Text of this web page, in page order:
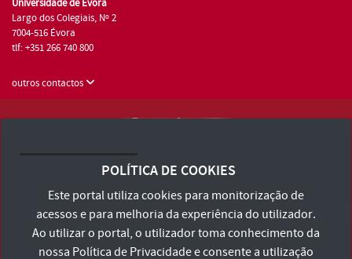
Largo dos Colegiais, Nº 2
7004-516 Évora
tlf: +351 266 740 800
outros contactos
Consulte os Termos e Condições e Política de Privacidade
Declaração de Acessibilidade
POLÍTICA DE COOKIES
Este portal utiliza cookies para monitorização de
acessos e para melhoria da experiência do utilizador.
Ao utilizar o portal, o utilizador toma conhecimento da
nossa Política de Privacidadee consente a utilização